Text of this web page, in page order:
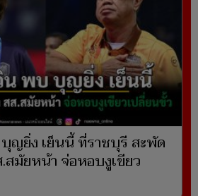
ญยิ่ง เย็นนี้ ที่ราชบุรี สะพัด
สมัยหน้า จ่อหอบงูเขียว